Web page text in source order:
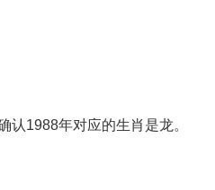
认1988年对应的生肖是龙。